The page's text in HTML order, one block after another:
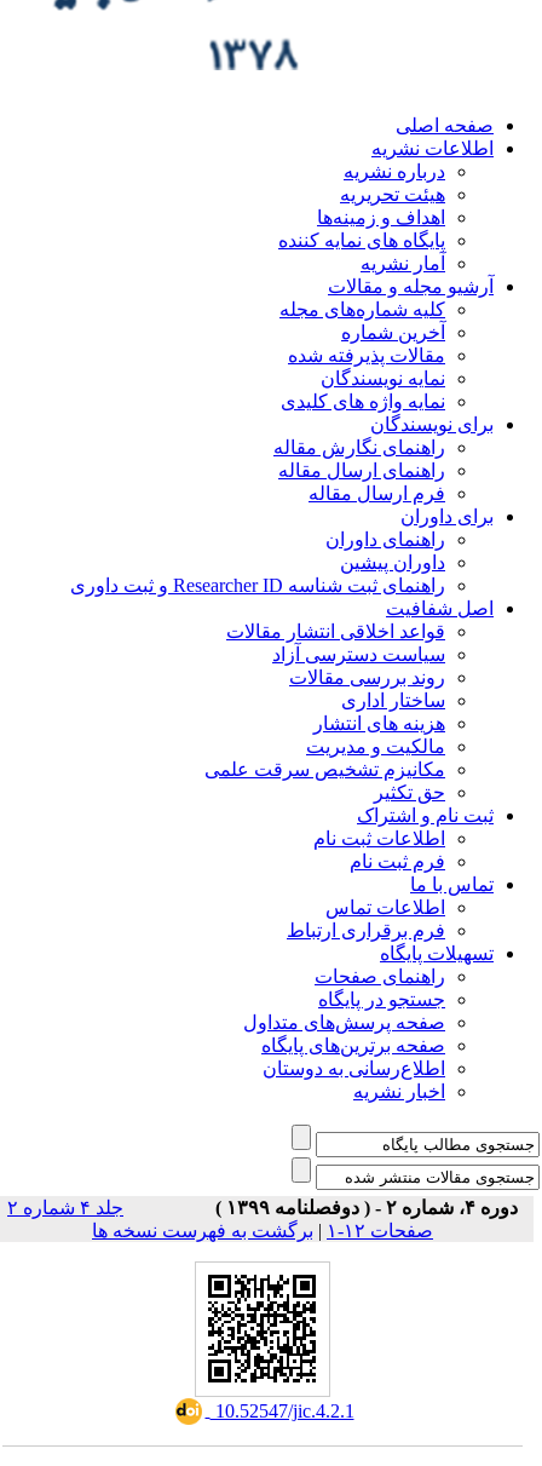
اصلی
نشریه
درباره نشریه
هیئت تحریریه
اهداف و زمینه‌ها
پایگاه های نمایه کننده
آمار نشریه
مجله و مقالات
کلیه شماره‌های مجله
آخرین شماره
مقالات پذیرفته شده
نمایه نویسندگان
نمایه واژه های کلیدی
نویسندگان
راهنمای نگارش مقاله
راهنمای ارسال مقاله
فرم ارسال مقاله
داوران
راهنمای داوران
داوران پیشین
راهنمای ثبت شناسه Researcher ID و ثبت داوری
شفافیت
قواعد اخلاقی انتشار مقالات
سیاست دسترسی آزاد
روند بررسی مقالات
ساختار اداری
هزینه های انتشار
مالکیت و مدیریت
ﻣﮑﺎﻧﯿﺰم ﺗﺸﺨﯿﺺ ﺳﺮﻗﺖ ﻋﻠﻤﯽ
حق تکثیر
نام و اشتراک
اطلاعات ثبت نام
فرم ثبت نام
با ما
اطلاعات تماس
فرم برقراری ارتباط
پایگاه
راهنمای صفحات
جستجو در پایگاه
صفحه پرسش‌های متداول
صفحه برترین‌های پایگاه
اطلاع‌رسانی به دوستان
اخبار نشریه
جلد ۴ شماره ۲
|برگشت به فهرست نسخه ها
‎ 10.52547/jic.4.2.1